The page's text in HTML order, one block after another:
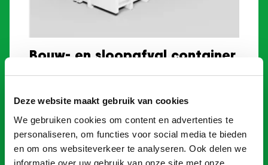
Deze website maakt gebruik van cookies
We gebruiken cookies om content en advertenties te
personaliseren, om functies voor social media te bieden
en om ons websiteverkeer te analyseren. Ook delen we
informatie over uw gebruik van onze site met onze
Bouw- en sloopafval container
1.599,00
Toevoegen